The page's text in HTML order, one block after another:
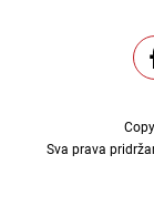
Sva prava